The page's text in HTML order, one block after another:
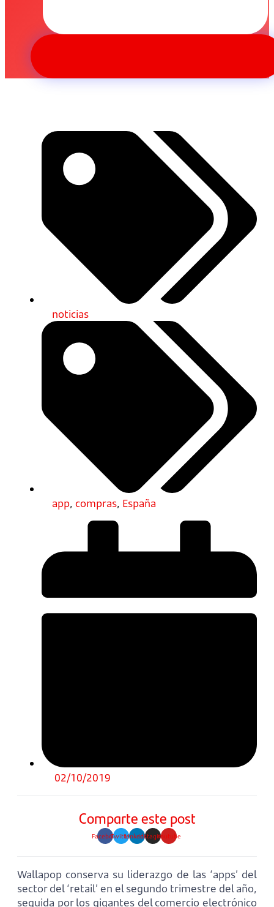
noticias
app, compras, España
02/10/2019
Comparte este post
FacebookTwitterLinkedinInstagramYoutube
Wallapop conserva su liderazgo de las ‘apps’ del
sector del ‘retail’ en el segundo trimestre del año,
seguida por los gigantes del comercio electrónico